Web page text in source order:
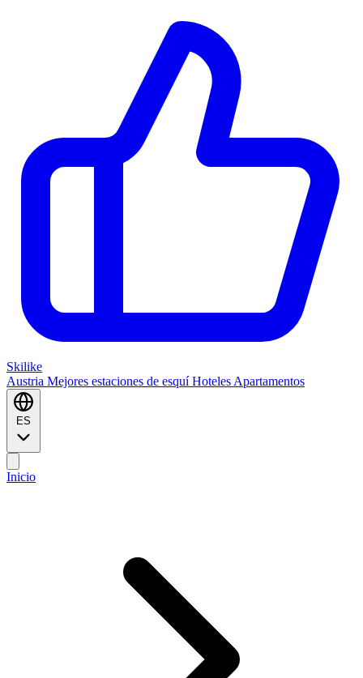
Skilike
Austria Mejores estaciones de esquíHoteles Apartamentos
ES
Inicio